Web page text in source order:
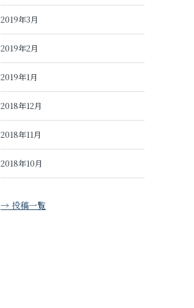
2019年3月
2019年2月
2019年1月
2018年12月
2018年11月
2018年10月
→ 投稿一覧